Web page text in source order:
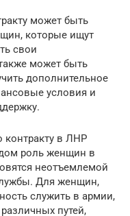
может быть
которые ищут
свои
может быть
дополнительное
условия и
контракту в ЛНР
роль женщин в
неотъемлемой
Для женщин,
служить в армии,
путей,